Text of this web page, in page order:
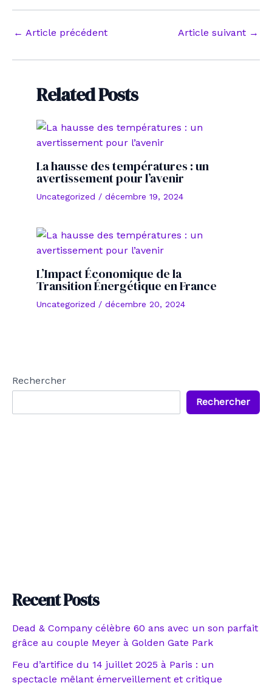
Navigation
articles
← Article précédent Article suivant →
Related Posts
La hausse des températures : un
avertissement pour l’avenir
Uncategorized / décembre 19, 2024
L’Impact Économique de la
Transition Énergétique en France
Uncategorized / décembre 20, 2024
Rechercher
Rechercher
Recent Posts
Dead & Company célèbre 60 ans avec un son parfait
grâce au couple Meyer à Golden Gate Park
Feu d’artifice du 14 juillet 2025 à Paris : un
spectacle mêlant émerveillement et critique